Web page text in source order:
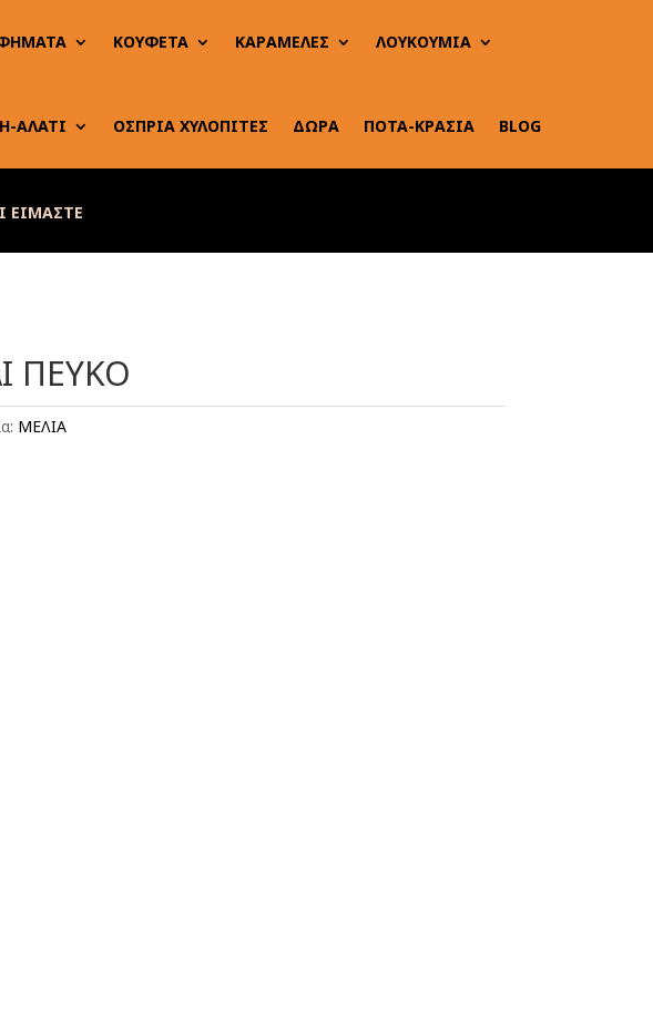
ΚΟΥΦΕΤΑ ΚΑΡΑΜΕΛΕΣ ΛΟΥΚΟΥΜΙΑ
ΑΛΑΤΙ ΟΣΠΡΙΑ ΧΥΛΟΠΙΤΕΣ ΔΩΡΑ ΠΟΤΑ-ΚΡΑΣΙΑ BLOG
ΕΙΜΑΣΤΕ
ΠΕΥΚΟ
ΜΕΛΙΑ